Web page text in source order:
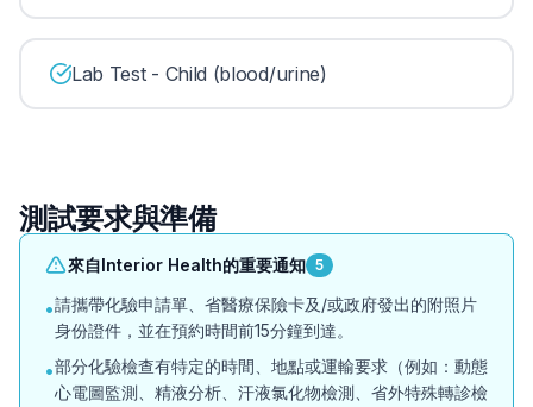
Lab Test - Child (blood/urine)
測試要求與準備
來自Interior Health的重要通知 5
•請攜帶化驗申請單、省醫療保險卡及/或政府發出的附照片
身份證件，並在預約時間前15分鐘到達。
•部分化驗檢查有特定的時間、地點或運輸要求（例如：動態
心電圖監測、精液分析、汗液氯化物檢測、省外特殊轉診檢